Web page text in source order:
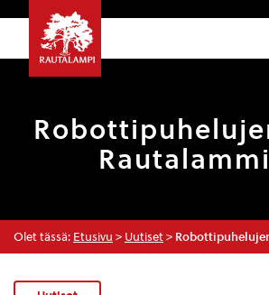
Olet tässä: Etusivu > Uutiset >